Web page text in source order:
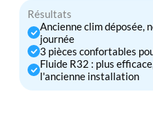
Résultats
Ancienne clim déposée,
journée
3 pièces confortables
Fluide R32 : plus
l'ancienne installation